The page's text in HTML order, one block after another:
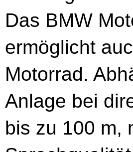
Das BMW
ermöglicht
Motorrad.
Anlage bei
bis zu 100 m,